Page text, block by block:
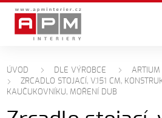
ÚVOD DLE VÝROBCE ARTIUM
ZRCADLO STOJACÍ, V.151 CM,
KAUČUKOVNÍKU, MOŘENÍ DUB